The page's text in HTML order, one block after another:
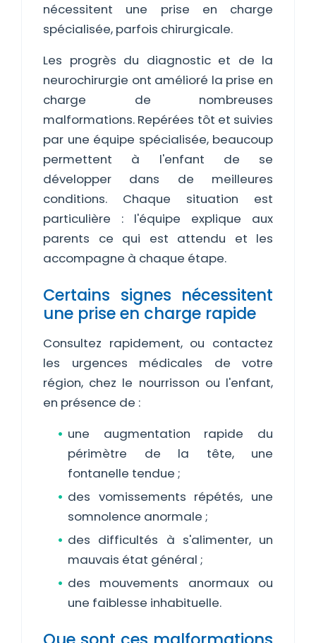
nécessitent une prise en charge
spécialisée, parfois chirurgicale.
Les progrès du diagnostic et de la
neurochirurgie ont amélioré la prise en
charge de nombreuses
malformations. Repérées tôt et suivies
par une équipe spécialisée, beaucoup
permettent à l'enfant de se
développer dans de meilleures
conditions. Chaque situation est
particulière : l'équipe explique aux
parents ce qui est attendu et les
accompagne à chaque étape.
Certains signes nécessitent
une prise en charge rapide
Consultez rapidement, ou contactez
les urgences médicales de votre
région, chez le nourrisson ou l'enfant,
en présence de :
une augmentation rapide du
périmètre de la tête, une
fontanelle tendue ;
des vomissements répétés, une
somnolence anormale ;
des difficultés à s'alimenter, un
mauvais état général ;
des mouvements anormaux ou
une faiblesse inhabituelle.